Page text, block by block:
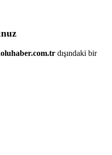
dışındaki bir